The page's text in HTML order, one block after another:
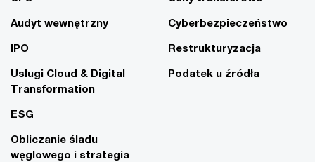
Audyt wewnętrzny
IPO
Usługi Cloud & Digital
Transformation
ESG
Obliczanie śladu
węglowego i strategia
Cyberbezpieczeństwo
Restrukturyzacja
Podatek u źródła